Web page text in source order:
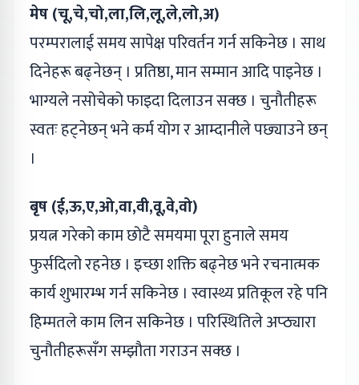
मेष (चू,चे,चो,ला,लि,लू,ले,लो,अ)
परम्परालाई समय सापेक्ष परिवर्तन गर्न सकिनेछ । साथ
दिनेहरू बढ्नेछन् । प्रतिष्ठा, मान सम्मान आदि पाइनेछ ।
भाग्यले नसोचेको फाइदा दिलाउन सक्छ । चुनौतीहरू
स्वतः हट्नेछन् भने कर्म योग र आम्दानीले पछ्याउने छन्
।
बृष (ई,ऊ,ए,ओ,वा,वी,वू,वे,वो)
प्रयत्न गरेको काम छोटै समयमा पूरा हुनाले समय
फुर्सदिलो रहनेछ । इच्छा शक्ति बढ्नेछ भने रचनात्मक
कार्य शुभारम्भ गर्न सकिनेछ । स्वास्थ्य प्रतिकूल रहे पनि
हिम्मतले काम लिन सकिनेछ । परिस्थितिले अप्ठ्यारा
चुनौतीहरूसँग सम्झौता गराउन सक्छ ।